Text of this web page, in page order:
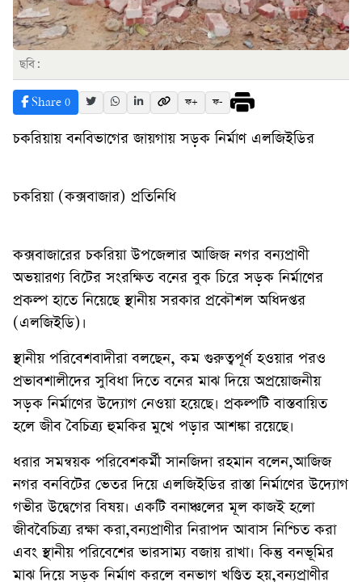
ছবি:
Share 0 ফ+ ফ-
চকরিয়ায় বনবিভাগের জায়গায় সড়ক নির্মাণ এলজিইডির
চকরিয়া (কক্সবাজার) প্রতিনিধি
কক্সবাজারের চকরিয়া উপজেলার আজিজ নগর বন্যপ্রাণী
অভয়ারণ্য বিটের সংরক্ষিত বনের বুক চিরে সড়ক নির্মাণের
প্রকল্প হাতে নিয়েছে স্থানীয় সরকার প্রকৌশল অধিদপ্তর
(এলজিইডি)।
স্থানীয় পরিবেশবাদীরা বলছেন, কম গুরুত্বপূর্ণ হওয়ার পরও
প্রভাবশালীদের সুবিধা দিতে বনের মাঝ দিয়ে অপ্রয়োজনীয়
সড়ক নির্মাণের উদ্যোগ নেওয়া হয়েছে। প্রকল্পটি বাস্তবায়িত
হলে জীব বৈচিত্র্য হুমকির মুখে পড়ার আশঙ্কা রয়েছে।
ধরার সমন্বয়ক পরিবেশকর্মী সানজিদা রহমান বলেন,আজিজ
নগর বনবিটের ভেতর দিয়ে এলজিইডির রাস্তা নির্মাণের উদ্যোগ
গভীর উদ্বেগের বিষয়। একটি বনাঞ্চলের মূল কাজই হলো
জীববৈচিত্র্য রক্ষা করা,বন্যপ্রাণীর নিরাপদ আবাস নিশ্চিত করা
এবং স্থানীয় পরিবেশের ভারসাম্য বজায় রাখা। কিন্তু বনভূমির
মাঝ দিয়ে সড়ক নির্মাণ করলে বনভাগ খণ্ডিত হয়,বন্যপ্রাণীর